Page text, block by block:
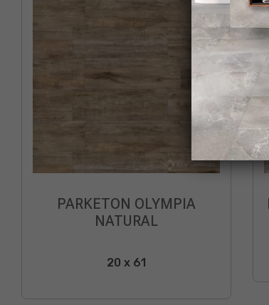
PARKETON OLYMPIA
NATURAL
20 x 61